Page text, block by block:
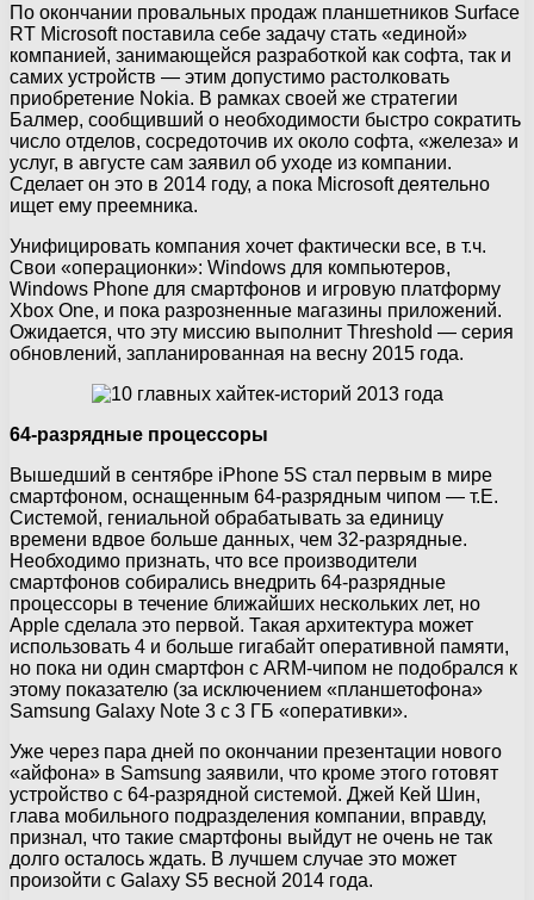
По окончании провальных продаж планшетников Surface
RT Microsoft поставила себе задачу стать «единой»
компанией, занимающейся разработкой как софта, так и
самих устройств — этим допустимо растолковать
приобретение Nokia. В рамках своей же стратегии
Балмер, сообщивший о необходимости быстро сократить
число отделов, сосредоточив их около софта, «железа» и
услуг, в августе сам заявил об уходе из компании.
Сделает он это в 2014 году, а пока Microsoft деятельно
ищет ему преемника.
Унифицировать компания хочет фактически все, в т.ч.
Свои «операционки»: Windows для компьютеров,
Windows Phone для смартфонов и игровую платформу
Xbox One, и пока разрозненные магазины приложений.
Ожидается, что эту миссию выполнит Threshold — серия
обновлений, запланированная на весну 2015 года.
64-разрядные процессоры
Вышедший в сентябре iPhone 5S стал первым в мире
смартфоном, оснащенным 64-разрядным чипом — т.Е.
Системой, гениальной обрабатывать за единицу
времени вдвое больше данных, чем 32-разрядные.
Необходимо признать, что все производители
смартфонов собирались внедрить 64-разрядные
процессоры в течение ближайших нескольких лет, но
Apple сделала это первой. Такая архитектура может
использовать 4 и больше гигабайт оперативной памяти,
но пока ни один смартфон с ARM-чипом не подобрался к
этому показателю (за исключением «планшетофона»
Samsung Galaxy Note 3 с 3 ГБ «оперативки».
Уже через пара дней по окончании презентации нового
«айфона» в Samsung заявили, что кроме этого готовят
устройство с 64-разрядной системой. Джей Кей Шин,
глава мобильного подразделения компании, вправду,
признал, что такие смартфоны выйдут не очень не так
долго осталось ждать. В лучшем случае это может
произойти с Galaxy S5 весной 2014 года.